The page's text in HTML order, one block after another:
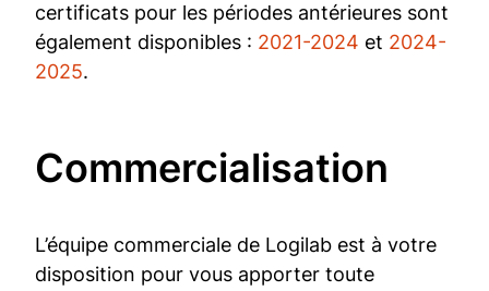
certificats pour les périodes antérieures sont
également disponibles : 2021-2024 et 2024-
2025.
Com­mer­cia­li­sa­tion
L’équipe commerciale de Logilab est à votre
disposition pour vous apporter toute